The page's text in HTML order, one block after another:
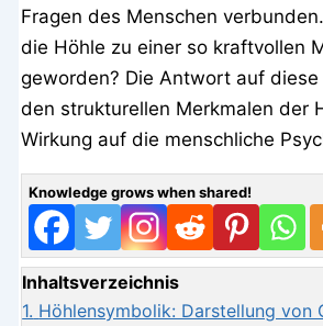
Fragen des Menschen
die Höhle zu einer so kraftvollen
geworden? Die Antwort auf diese
den strukturellen Merkmalen der
Wirkung auf die menschliche
Knowledge grows when shared!
Inhaltsverzeichnis
1. Höhlensymbolik: Darstellung von